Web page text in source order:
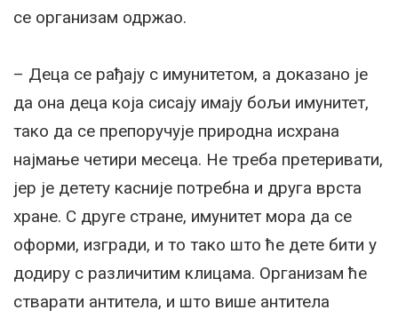
се организам одржао.
– Деца се рађају с имунитетом, а доказано је
да она деца која сисају имају бољи имунитет,
тако да се препоручује природна исхрана
најмање четири месеца. Не треба претеривати,
јер је детету касније потребна и друга врста
хране. С друге стране, имунитет мора да се
оформи, изгради, и то тако што ће дете бити у
додиру с различитим клицама. Организам ће
стварати антитела, и што више антитела